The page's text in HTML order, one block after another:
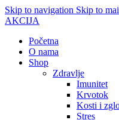
Skip to navigation Skip to
AKCIJA
Početna
O nama
Shop
Zdravlje
Imunitet
Krvotok
Kosti i
Stres